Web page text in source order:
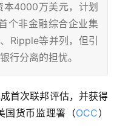
4000万美元，计划
个非金融综合企业集
Ripple等并列，但引
行分离的担忧。
首次联邦评估，并获得
国货币监理署（OCC）